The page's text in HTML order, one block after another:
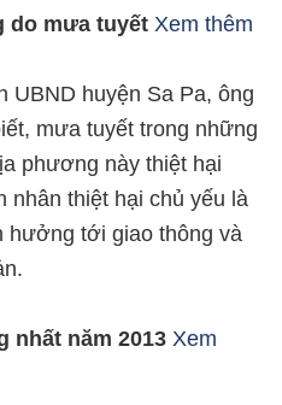
do mưa tuyết Xem thêm
UBND huyện Sa Pa, ông
mưa tuyết trong những
phương này thiệt hại
nhân thiệt hại chủ yếu là
hưởng tới giao thông và
nhất năm 2013 Xem